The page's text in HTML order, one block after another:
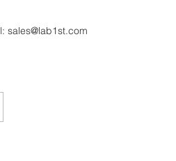
sales@lab1st.com